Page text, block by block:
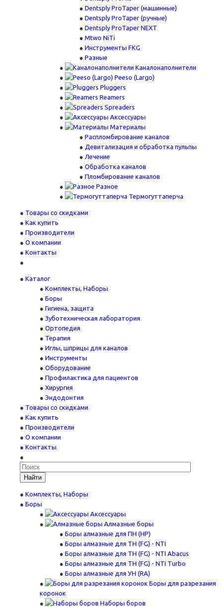
Dentsply ProTaper (машинные)
Dentsply ProTaper (ручные)
Dentsply ProTaper NEXT
Mtwo NiTi
Инструменты FKG
Разные
Каналонаполнители
Peeso (Largo)
Pluggers
Reamers
Spreaders
Аксессуары
Материалы
Распломбирование каналов
Девитализация и обработка пульпы
Лечение
Обработка каналов
Пломбирование каналов
Разное
Термогуттаперча
Товары со скидками
Как купить
Производители
О компании
Контакты
Каталог
Комплекты, Наборы
Боры
Гигиена, защита
Зуботехническая лаборатория
Ортопедия
Терапия
Иглы, шприцы для каналов
Инструменты
Оборудование
Профилактика для пациентов
Хирургия
Эндодонтия
Товары со скидками
Как купить
Производители
О компании
Контакты
Найти
Комплекты, Наборы
Боры
Аксессуары
Алмазные боры
Боры алмазные для ПН (HP)
Боры алмазные для ТН (FG) - NTI
Боры алмазные для ТН (FG) - NTI Abacus
Боры алмазные для ТН (FG) - NTI Turbo
Боры алмазные для УН (RA)
Боры для разрезания
коронок
Наборы боров